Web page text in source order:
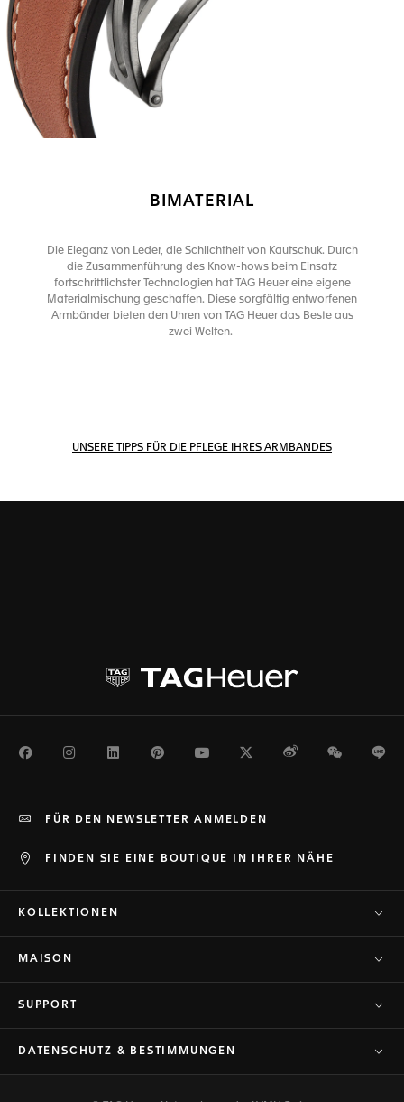
BIMATERIAL
Die Eleganz von Leder, die Schlichtheit von Kautschuk. Durch
die Zusammenführung des Know-hows beim Einsatz
fortschrittlichster Technologien hat TAG Heuer eine eigene
Materialmischung geschaffen. Diese sorgfältig entworfenen
Armbänder bieten den Uhren von TAG Heuer das Beste aus
zwei Welten.
UNSERE TIPPS FÜR DIE PFLEGE IHRES ARMBANDES
FacebookInstagramLinkedInPinterestYoutubeTwitterWeiboWeChat
FINDEN SIE EINE BOUTIQUE IN IHRER NÄHE
FÜR DEN NEWSLETTER ANMELDEN
KOLLEKTIONEN
MAISON
SUPPORT
DATENSCHUTZ & BESTIMMUNGEN